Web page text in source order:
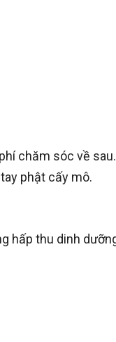
chăm sóc về
phật cấy mô.
hấp thu dinh